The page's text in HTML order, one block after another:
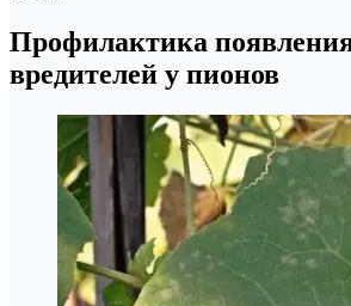
Профилактика
вредителей у пионов